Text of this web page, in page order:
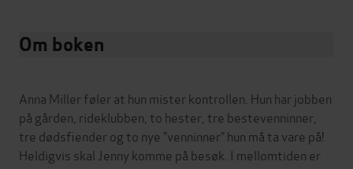
Om boken
Anna Miller føler at hun mister kontrollen. Hun har jobben
på gården, rideklubben, to hester, tre bestevenninner,
tre dødsfiender og to nye ”venninner” hun må ta vare på!
Heldigvis skal Jenny komme på besøk. I mellomtiden er